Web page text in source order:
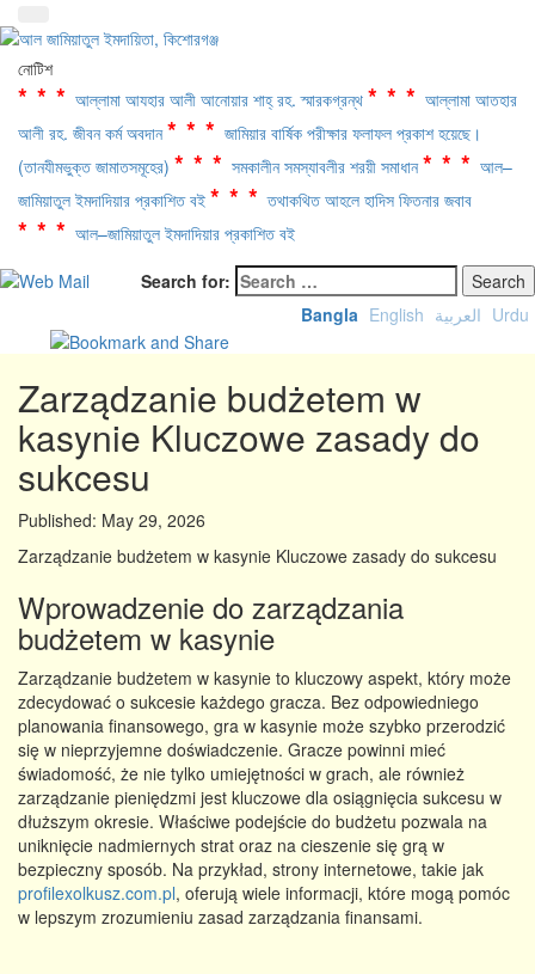
নোটিশ
*** আল্লামা আযহার আলী আনোয়ার শাহ্‌ রহ. স্মারকগ্রন্থ *** আল্লামা আতহার
আলী রহ. জীবন কর্ম অবদান *** জামিয়ার বার্ষিক পরীক্ষার ফলাফল প্রকাশ হয়েছে।
(তানযীমভুক্ত জামাতসমূহের) *** সমকালীন সমস্যাবলীর শরয়ী সমাধান *** আল–
জামিয়াতুল ইমদাদিয়ার প্রকাশিত বই ***তথাকথিত আহলে হাদিস ফিতনার জবাব
*** আল–জামিয়াতুল ইমদাদিয়ার প্রকাশিত বই
Search for:
Bangla English العربية Urdu
Zarządzanie budżetem w
kasynie Kluczowe zasady do
sukcesu
Published: May 29, 2026
Zarządzanie budżetem w kasynie Kluczowe zasady do sukcesu
Wprowadzenie do zarządzania
budżetem w kasynie
Zarządzanie budżetem w kasynie to kluczowy aspekt, który może
zdecydować o sukcesie każdego gracza. Bez odpowiedniego
planowania finansowego, gra w kasynie może szybko przerodzić
się w nieprzyjemne doświadczenie. Gracze powinni mieć
świadomość, że nie tylko umiejętności w grach, ale również
zarządzanie pieniędzmi jest kluczowe dla osiągnięcia sukcesu w
dłuższym okresie. Właściwe podejście do budżetu pozwala na
uniknięcie nadmiernych strat oraz na cieszenie się grą w
bezpieczny sposób. Na przykład, strony internetowe, takie jak
profilexolkusz.com.pl, oferują wiele informacji, które mogą pomóc
w lepszym zrozumieniu zasad zarządzania finansami.